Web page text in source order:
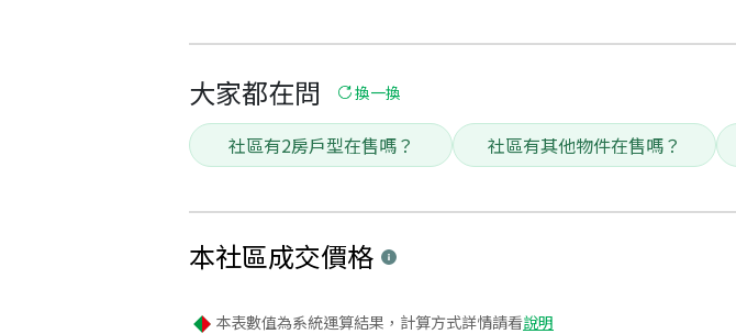
大家都在問 換一換
社區有2房戶型在售嗎？ 社區有其他物件在售嗎？
本社區成交價格
本表數值為系統運算結果，計算方式詳情請看說明